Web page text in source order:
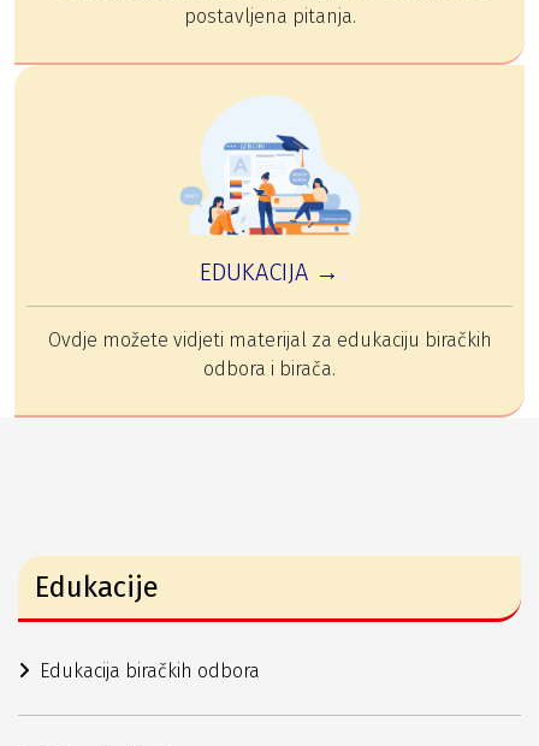
postavljena pitanja.
EDUKACIJA →
Ovdje možete vidjeti materijal za edukaciju biračkih
odbora i birača.
Edukacije
Edukacija biračkih odbora